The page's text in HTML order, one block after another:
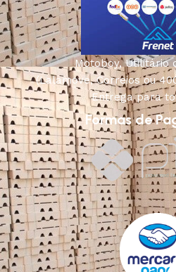
Motoboy, Utilitário
(Lalamove, Correios ou
Entrega para
Formas de